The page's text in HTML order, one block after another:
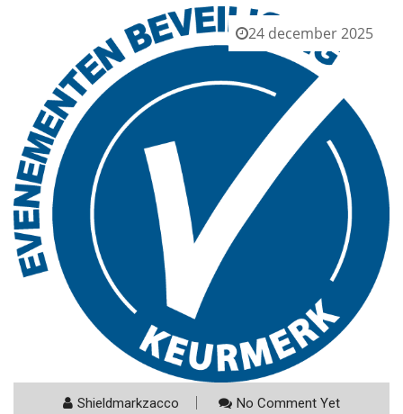
24 december 2025
Shieldmarkzacco No Comment Yet